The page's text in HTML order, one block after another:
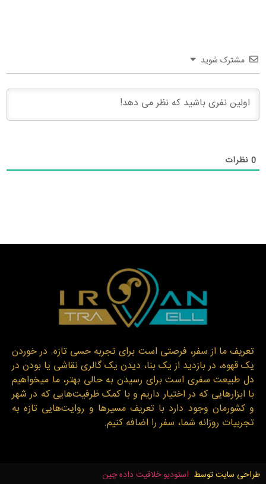
مشترک شوید
0 نظرات
تعریف ما از سفر، فرصتی است برای تجربه حسی تازه. در خوردن
یک قهوه، در بازدید از یک بنا، دیدن یک گالری نقاشی یا بودن در
دل طبیعت سفری است برای رسیدن به حالی بهتر، ما میخواهیم
با ابزارهایی که در اختیار داریم و با کمک ظرفیت‌هایی که در شهر
و کشورمان وجود دارد با تعریف مسیرها و روایت‌هایی تازه به
تجربیات روزانه شما، سفر را اضافه کنیم.
طراحی سایت توسط استودیو خلاقیت داده چین